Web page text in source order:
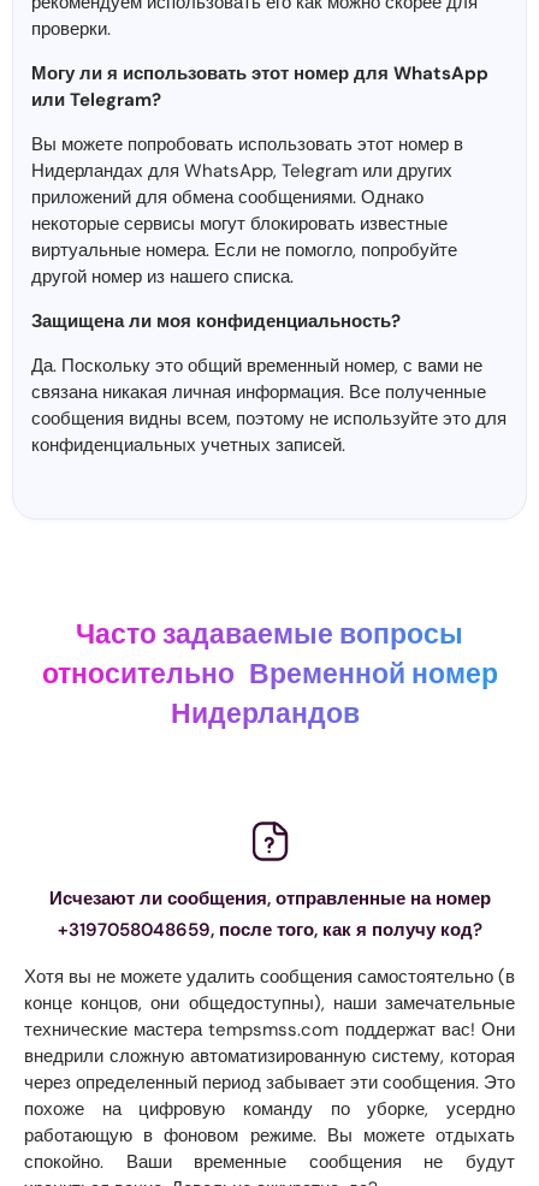
проверки.
Могу ли я использовать этот номер для WhatsApp
или Telegram?
Вы можете попробовать использовать этот номер в
Нидерландах для WhatsApp, Telegram или других
приложений для обмена сообщениями. Однако
некоторые сервисы могут блокировать известные
виртуальные номера. Если не помогло, попробуйте
другой номер из нашего списка.
Защищена ли моя конфиденциальность?
Да. Поскольку это общий временный номер, с вами не
связана никакая личная информация. Все полученные
сообщения видны всем, поэтому не используйте это для
конфиденциальных учетных записей.
Часто задаваемые вопросы
относительно Временной номер
Нидерландов
Исчезают ли сообщения, отправленные на номер
+3197058048659, после того, как я получу код?
Хотя вы не можете удалить сообщения самостоятельно (в
конце концов, они общедоступны), наши замечательные
технические мастера tempsmss.com поддержат вас! Они
внедрили сложную автоматизированную систему, которая
через определенный период забывает эти сообщения. Это
похоже на цифровую команду по уборке, усердно
работающую в фоновом режиме. Вы можете отдыхать
спокойно. Ваши временные сообщения не будут